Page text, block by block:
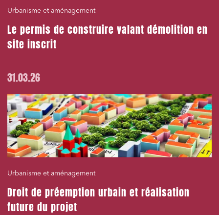
Urbanisme et aménagement
Le permis de construire valant démolition en
site inscrit
31.03.26
Urbanisme et aménagement
Droit de préemption urbain et réalisation
future du projet